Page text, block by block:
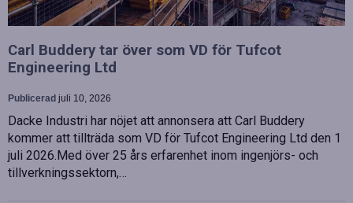
Carl Buddery tar över som VD för Tufcot
Engineering Ltd
Publicerad juli 10, 2026
Dacke Industri har nöjet att annonsera att Carl Buddery
kommer att tillträda som VD för Tufcot Engineering Ltd den 1
juli 2026.Med över 25 års erfarenhet inom ingenjörs- och
tillverkningssektorn,…